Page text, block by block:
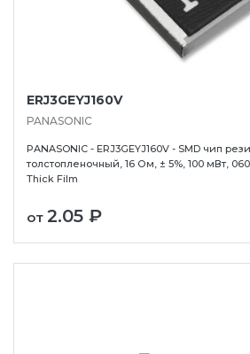
ERJ3GEYJ160V
PANASONIC
PANASONIC - ERJ3GEYJ160V - SMD чип
толстопленочный, 16 Ом, ± 5%, 100 мВт,
Thick Film
от 2.05 ₽